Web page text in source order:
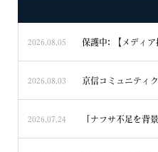
2026.08.05
2026.08.03 京信コミュニティ
2026.07.24